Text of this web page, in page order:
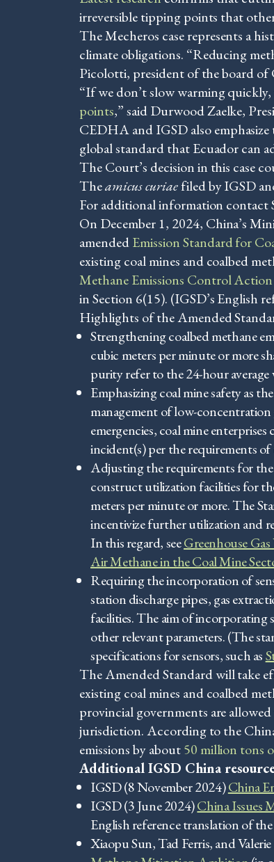
irreversible tipping points that
The Mecheros case represents a
climate obligations. “Reducing
Picolotti, president of the board
“If we don’t slow warming
points,” said Durwood Zaelke,
CEDHA and IGSD also
global standard that Ecuador can
The Court’s decision in this case
Theamicus curiaefiled by IGSD
For additional information contact
On December 1, 2024, China’s
amendedEmission Standard for
existing coal mines and coalbed
Methane Emissions Control
in Section 6(15). (IGSD’s English
Highlights of the Amended
Strengthening coalbed methane
cubic meters per minute or more
purity refer to the 24-hour average
Emphasizing coal mine safety as
management of low-concentration
emergencies, coal mine
incident(s) per the requirements
Adjusting the requirements for
construct utilization facilities for
meters per minute or more. The
incentivize further utilization and
In this regard, seeGreenhouse
Air Methane in the Coal Mine
Requiring the incorporation of
station discharge pipes, gas
facilities. The aim of incorporating
other relevant parameters. (The
specifications for sensors, such as
The Amended Standard will take
existing coal mines and coalbed
provincial governments are
jurisdiction. According to the
emissions by about50 million tons
Additional IGSD China
IGSD (8 November 2024)China
IGSD (3 June 2024)China Issues
English reference translation of
Xiaopu Sun, Tad Ferris, and